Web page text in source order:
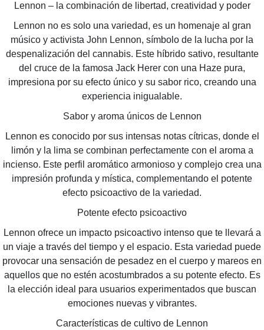
Lennon – la combinación de libertad, creatividad y poder
Lennon no es solo una variedad, es un homenaje al gran
músico y activista John Lennon, símbolo de la lucha por la
despenalización del cannabis. Este híbrido sativo, resultante
del cruce de la famosa Jack Herer con una Haze pura,
impresiona por su efecto único y su sabor rico, creando una
experiencia inigualable.
Sabor y aroma únicos de Lennon
Lennon es conocido por sus intensas notas cítricas, donde el
limón y la lima se combinan perfectamente con el aroma a
incienso. Este perfil aromático armonioso y complejo crea una
impresión profunda y mística, complementando el potente
efecto psicoactivo de la variedad.
Potente efecto psicoactivo
Lennon ofrece un impacto psicoactivo intenso que te llevará a
un viaje a través del tiempo y el espacio. Esta variedad puede
provocar una sensación de pesadez en el cuerpo y mareos en
aquellos que no estén acostumbrados a su potente efecto. Es
la elección ideal para usuarios experimentados que buscan
emociones nuevas y vibrantes.
Características de cultivo de Lennon